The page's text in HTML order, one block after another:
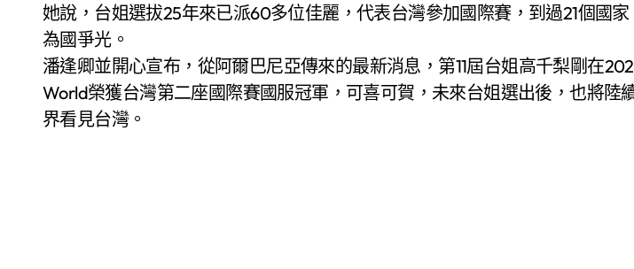
她說，台姐選拔25年來已派60多位佳麗，代表台灣參加國際賽，到過21個國家
為國爭光。
潘逢卿並開心宣布，從阿爾巴尼亞傳來的最新消息，第11屆台姐高千梨剛在
World榮獲台灣第二座國際賽國服冠軍，可喜可賀，未來台姐選出後，也將陸
界看見台灣。